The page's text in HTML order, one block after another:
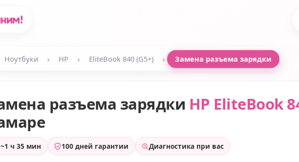
Ноутбуки › HP › EliteBook 840 (G5+) › Замена разъема зарядки
разъема зарядки HP EliteBook
~1 ч 35 мин 100 дней гарантии Диагностика при вас